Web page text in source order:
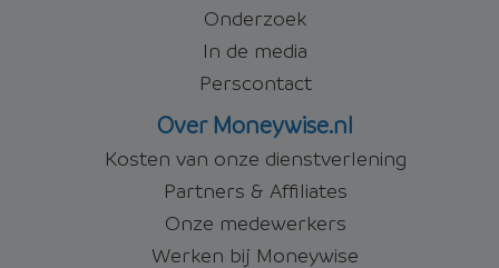
Onderzoek
In de media
Perscontact
Over Moneywise.nl
Kosten van onze dienstverlening
Partners & Affiliates
Onze medewerkers
Werken bij Moneywise